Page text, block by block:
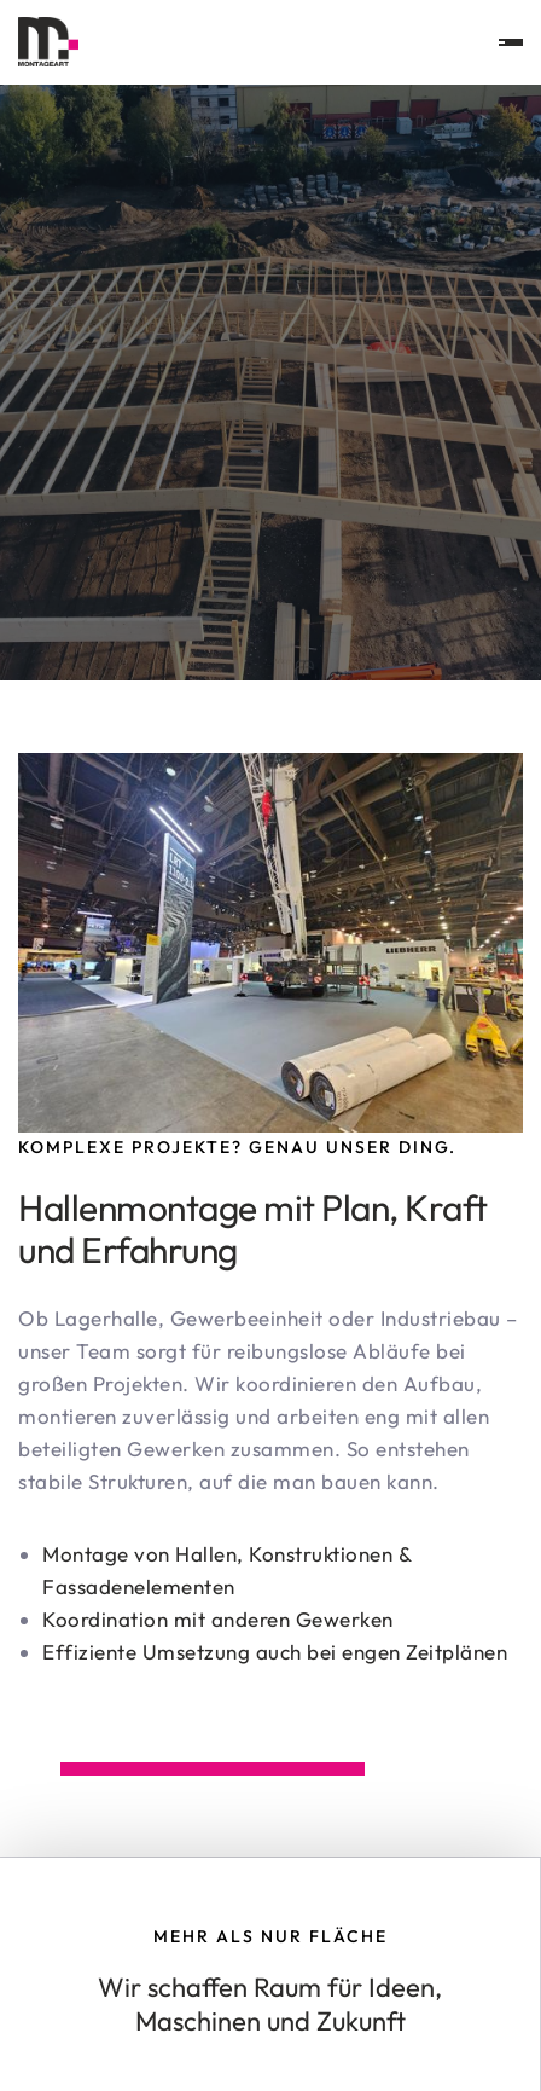
KOMPLEXE PROJEKTE? GENAU UNSER DING.
Hallenmontage mit Plan, Kraft
und Erfahrung
Ob Lagerhalle, Gewerbeeinheit oder Industriebau –
unser Team sorgt für reibungslose Abläufe bei
großen Projekten. Wir koordinieren den Aufbau,
montieren zuverlässig und arbeiten eng mit allen
beteiligten Gewerken zusammen. So entstehen
stabile Strukturen, auf die man bauen kann.
Montage von Hallen, Konstruktionen &
Fassadenelementen
Koordination mit anderen Gewerken
Effiziente Umsetzung auch bei engen Zeitplänen
MEHR ALS NUR FLÄCHE
Wir schaffen Raum für Ideen,
Maschinen und Zukunft